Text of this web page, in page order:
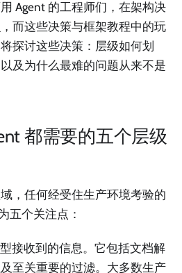
Agent 的工程师们，在架构决
而这些决策与框架教程中的玩
探讨这些决策：层级如何划
及为什么最难的问题从来不是
都需要的五个层级
，任何经受住生产环境考验的
五个关注点：
接收到的信息。它包括文档解
至关重要的过滤。大多数生产